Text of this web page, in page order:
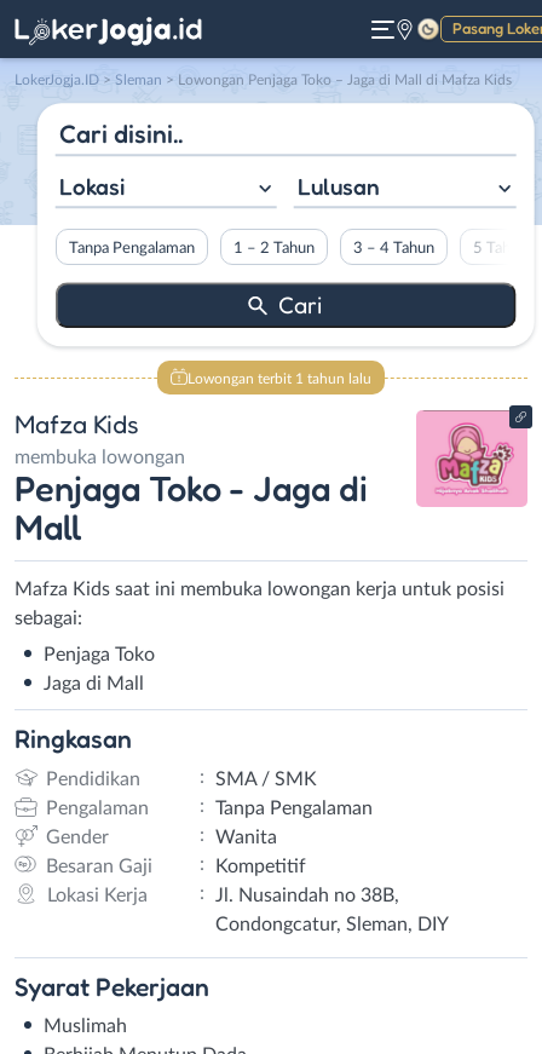
Pasang
Gelap
LokerJogja.ID > Sleman > Lowongan Penjaga Toko – Jaga di Mall di Mafza Kids
Lokasi Lulusan
Tanpa Pengalaman 1 – 2 Tahun 3 – 4 Tahun 5 Tahun
Lowongan terbit 1 tahun lalu
Mafza Kids
membuka lowongan
Penjaga Toko - Jaga di
Mall
Mafza Kids saat ini membuka lowongan kerja untuk posisi
sebagai:
Penjaga Toko
Jaga di Mall
Ringkasan
Pendidikan :
SMA / SMK
Pengalaman
:
Tanpa Pengalaman
Gender
:
Wanita
Besaran Gaji
:
Kompetitif
Lokasi Kerja
:
Jl. Nusaindah no 38B,
Condongcatur, Sleman, DIY
Syarat Pekerjaan
Muslimah